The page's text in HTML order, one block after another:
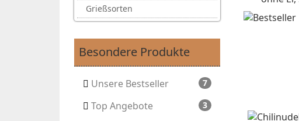
Grießsorten
Besondere Produkte
7
Unsere Bestseller
3
Top Angebote